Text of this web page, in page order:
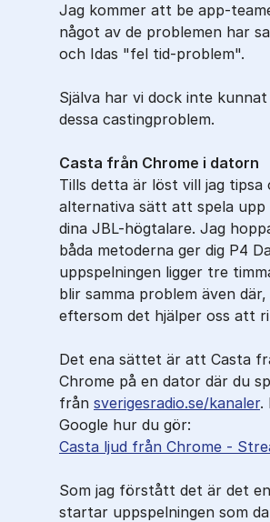
Jag kommer att be app-
något av de problemen har
och Idas "fel tid-problem".
Själva har vi dock inte
dessa castingproblem.
Casta från Chrome i datorn
Tills detta är löst vill jag tipsa
alternativa sätt att spela upp
dina JBL-högtalare. Jag
båda metoderna ger dig P4
uppspelningen ligger tre
blir samma problem även
eftersom det hjälper oss att
Det ena sättet är att Casta
Chrome på en dator där du
från sverigesradio.se/kanaler.
Google hur du gör:
Casta ljud från Chrome -
Som jag förstått det är det
startar uppspelningen som